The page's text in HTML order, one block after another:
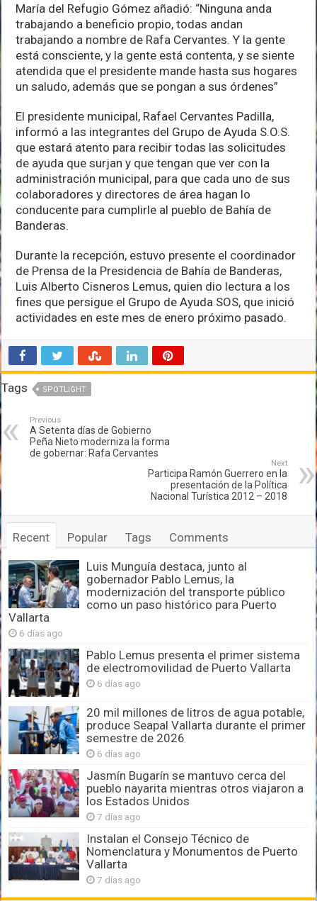
María del Refugio Gómez añadió: “Ninguna anda
trabajando a beneficio propio, todas andan
trabajando a nombre de Rafa Cervantes. Y la gente
está consciente, y la gente está contenta, y se siente
atendida que el presidente mande hasta sus hogares
un saludo, además que se pongan a sus órdenes”
El presidente municipal, Rafael Cervantes Padilla,
informó a las integrantes del Grupo de Ayuda S.O.S.
que estará atento para recibir todas las solicitudes
de ayuda que surjan y que tengan que ver con la
administración municipal, para que cada uno de sus
colaboradores y directores de área hagan lo
conducente para cumplirle al pueblo de Bahía de
Banderas.
Durante la recepción, estuvo presente el coordinador
de Prensa de la Presidencia de Bahía de Banderas,
Luis Alberto Cisneros Lemus, quien dio lectura a los
fines que persigue el Grupo de Ayuda SOS, que inició
actividades en este mes de enero próximo pasado.
Tags SPOTLIGHT
Previous
A Setenta días de Gobierno
Peña Nieto moderniza la forma
de gobernar: Rafa Cervantes
Next
Participa Ramón Guerrero en la
presentación de la Política
Nacional Turística 2012 – 2018
Recent Popular Tags Comments
Luis Munguía destaca, junto al
gobernador Pablo Lemus, la
modernización del transporte público
como un paso histórico para Puerto
Vallarta
6 días ago
Pablo Lemus presenta el primer sistema
de electromovilidad de Puerto Vallarta
6 días ago
20 mil millones de litros de agua potable,
produce Seapal Vallarta durante el primer
semestre de 2026
6 días ago
Jasmín Bugarín se mantuvo cerca del
pueblo nayarita mientras otros viajaron a
los Estados Unidos
7 días ago
Instalan el Consejo Técnico de
Nomenclatura y Monumentos de Puerto
Vallarta
7 días ago